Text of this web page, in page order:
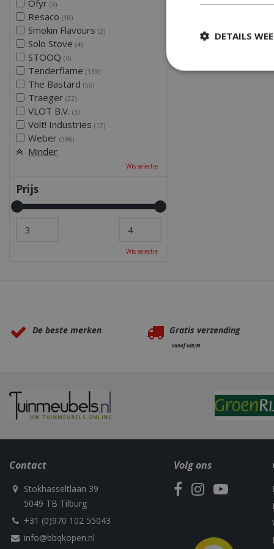
Ofyr (4)
Resaco (18)
Smokin Flavours (2)
Solo Stove (4)
STOOQ (4)
Tenderflame (139)
The Bastard (56)
Traeger (22)
VLOT B.V. (3)
Volt! Industries (17)
Weber (398)
Minder
Wis selectie
Prijs
Wis selectie
De beste merken Gratis verzending
vanaf €49,99
Contact
Stokhasseltlaan 39
5049 TB Tilburg
+31 (0)970 102 55043
info@bbqkopen.nl
Volg ons
DETAILS
_gid
Naam
Naam
Naam